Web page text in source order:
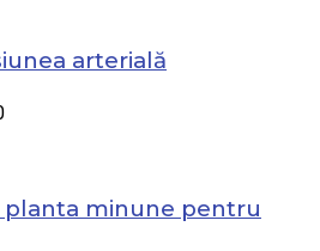
arterială
planta minune pentru